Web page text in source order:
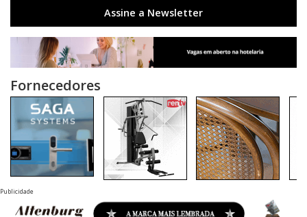
Assine a Newsletter
Fornecedores
Publicidade